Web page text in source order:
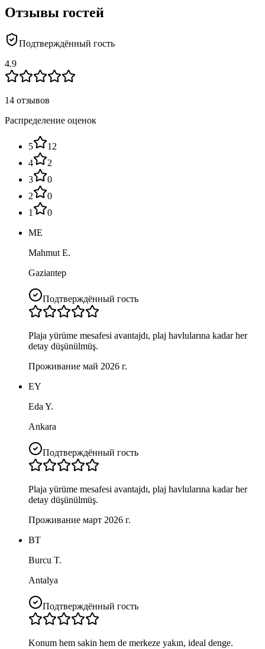
Отзывы гостей
Подтверждённый гость
4.9
14 отзывов
Распределение оценок
5
12
4
2
3
0
2
0
1
0
ME
Mahmut E.
Gaziantep
Подтверждённый гость
Plaja yürüme mesafesi avantajdı, plaj havlularına kadar her
detay düşünülmüş.
Проживание май 2026 г.
EY
Eda Y.
Ankara
Подтверждённый гость
Plaja yürüme mesafesi avantajdı, plaj havlularına kadar her
detay düşünülmüş.
Проживание март 2026 г.
BT
Burcu T.
Antalya
Подтверждённый гость
Konum hem sakin hem de merkeze yakın, ideal denge.